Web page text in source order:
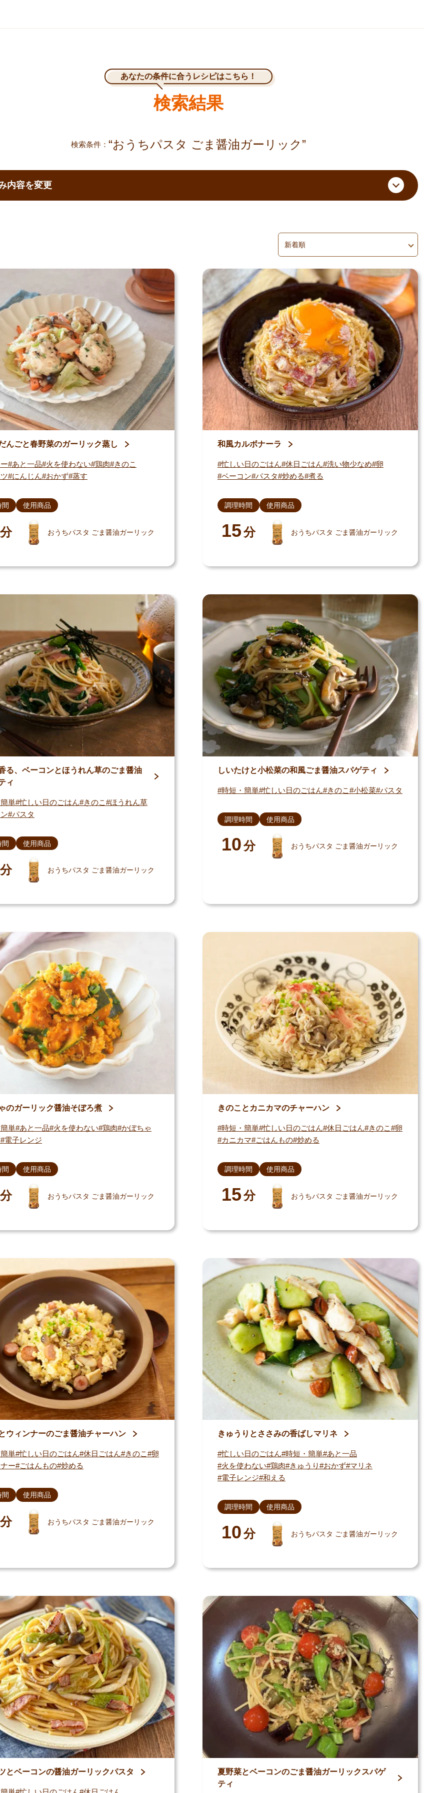
検索結果
あなたの条件に合うレシピはこちら！
検索条件 “おうちパスタ ごま醤油ガーリック”
内容を変更
並べ替え
んごと春野菜のガーリック蒸し
あと一品 火を使わない 鶏肉 きのこ
にんじん おかず 蒸す
分
使用商品
おうちパスタ ごま醤油ガーリック
和風カルボナーラ
忙しい日のごはん 休日ごはん 洗い物少なめ 卵
ベーコン パスタ 炒める 煮る
調理時間
15分
使用商品
おうちパスタ ごま醤油ガーリック
る、ベーコンとほうれん草のごま醤油
ィ
単 忙しい日のごはん きのこ
ほうれん草
パスタ
間
分
使用商品
おうちパスタ ごま醤油ガーリック
しいたけと小松菜の和風ごま醤油スパゲティ
時短・簡単 忙しい日のごはん きのこ 小松菜 パスタ
調理時間
10分
使用商品
おうちパスタ ごま醤油ガーリック
のガーリック醤油そぼろ煮
単 あと一品 火を使わない 鶏肉 かぼちゃ
電子レンジ
分
使用商品
おうちパスタ ごま醤油ガーリック
きのことカニカマのチャーハン
時短・簡単 忙しい日のごはん 休日ごはん きのこ
卵
カニカマ ごはんもの 炒める
調理時間
15分
使用商品
おうちパスタ ごま醤油ガーリック
ウィンナーのごま醤油チャーハン
単 忙しい日のごはん 休日ごはん きのこ
卵
ー ごはんもの 炒める
分
使用商品
おうちパスタ ごま醤油ガーリック
きゅうりとささみの香ばしマリネ
忙しい日のごはん 時短・簡単 あと一品
火を使わない 鶏肉 きゅうり おかず マリネ
電子レンジ 和える
調理時間
10分
使用商品
おうちパスタ ごま醤油ガーリック
とベーコンの醤油ガーリックパスタ
夏野菜とベーコンのごま醤油ガーリックスパゲ
ティ